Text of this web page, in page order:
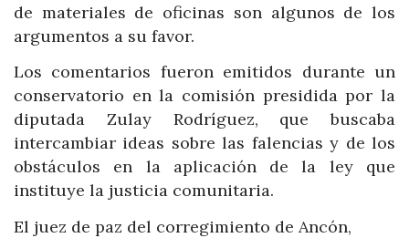
de materiales de oficinas son algunos de los
argumentos a su favor.
Los comentarios fueron emitidos durante un
conservatorio en la comisión presidida por la
diputada Zulay Rodríguez, que buscaba
intercambiar ideas sobre las falencias y de los
obstáculos en la aplicación de la ley que
instituye la justicia comunitaria.
El juez de paz del corregimiento de Ancón,